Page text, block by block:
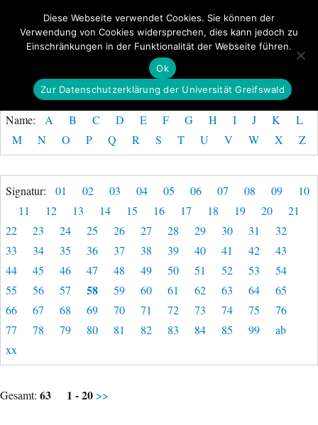
GeoGREIF MENÜ
Name: A B C D E F G H I J K
L
M
N O P Q R S T U V W X Z
Signatur: 01 02 03 04 05 06 07 08 09
10
11
12 13 14 15 16 17 18 19 20
21
22
23 24 25 26 27 28 29 30 31
32
33
34 35 36 37 38 39 40 41 42
43
44
45 46 47 48 49 50 51 52 53
54
55
56 57 58 59 60 61 62 63 64
65
66
67 68 69 70 71 72 73 74 75
76
77
78 79 80 81 82 83 84 85 99
ab
xx
Gesamt: 63 1 - 20 >>
Diese Webseite verwendet Cookies. Sie können der
Verwendung von Cookies widersprechen, dies kann jedoch zu
Einschränkungen in der Funktionalität der Webseite führen.
Ok
Zur Datenschutzerklärung der Universität Greifswald